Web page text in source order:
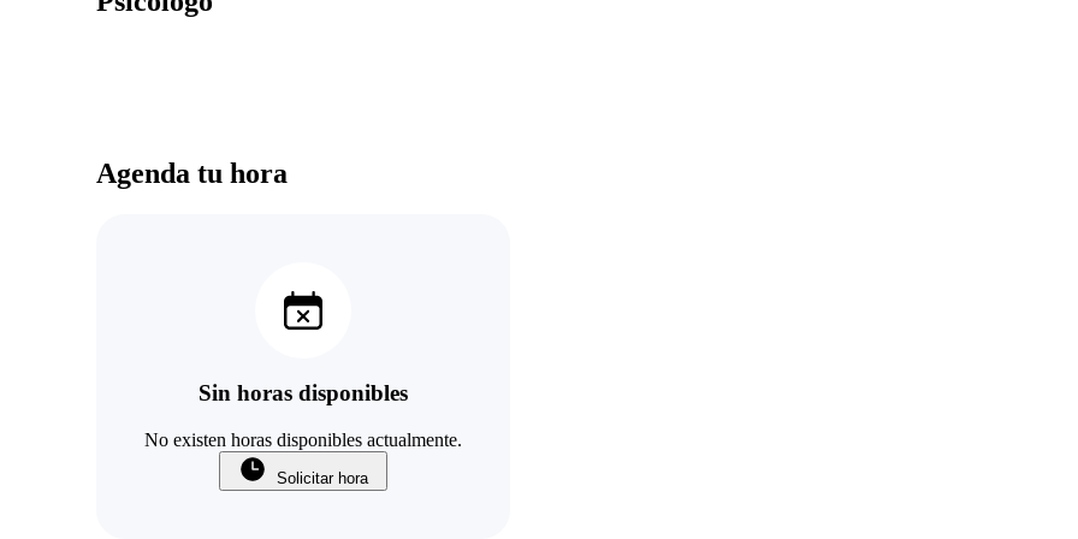
Agenda tu hora
Sin horas disponibles
No existen horas disponibles actualmente.
Solicitar hora